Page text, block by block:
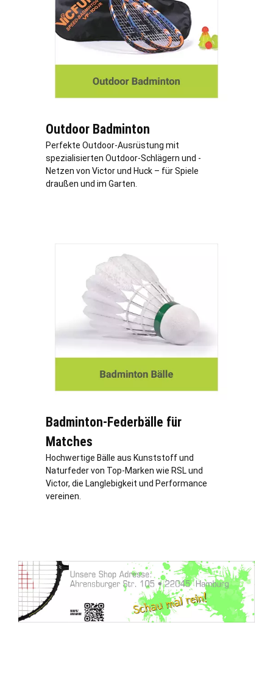
Outdoor Badminton
Perfekte Outdoor-Ausrüstung mit
spezialisierten Outdoor-Schlägern und -
Netzen von Victor und Huck – für Spiele
draußen und im Garten.
Badminton-Federbälle für
Matches
Hochwertige Bälle aus Kunststoff und
Naturfeder von Top-Marken wie RSL und
Victor, die Langlebigkeit und Performance
vereinen.